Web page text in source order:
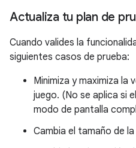
Actualiza tu plan de
Cuando valides la
siguientes casos de prueba:
Minimiza y maximiza la
juego. (No se aplica si
modo de pantalla
Cambia el tamaño de